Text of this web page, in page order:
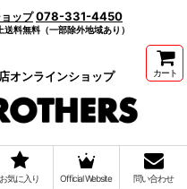
ップ 078-331-4450
料無料（一部除外地域あり）
オンラインショップ カート
お気に入り Official Website 問い合わせ